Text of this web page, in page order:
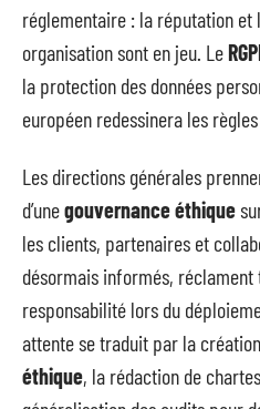
réglementaire : la réputation et
organisation sont en jeu. Le
la protection des données
européen redessinera les
Les directions générales
d’unegouvernance éthique
les clients, partenaires et
désormais informés,
responsabilité lors du
attente se traduit par la
éthique, la rédaction de